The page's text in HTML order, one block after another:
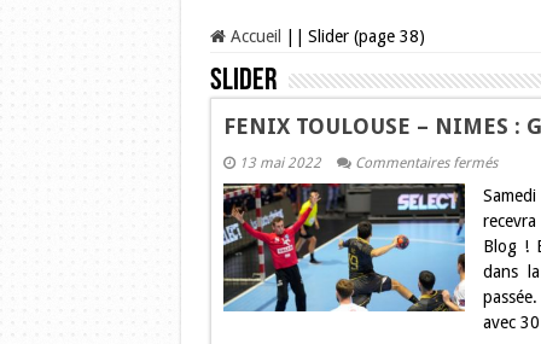
Accueil Slider (page 38)
Slider
FENIX TOULOUSE – NIMES :
13 mai 2022 Commentaires ferméssur
NIMES
:
Gagnez
vos
places
Blog !
dans
avec